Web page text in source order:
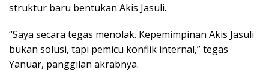
struktur baru bentukan Akis Jasuli.
“Saya secara tegas menolak. Kepemimpinan Akis Jasuli
bukan solusi, tapi pemicu konflik internal,” tegas
Yanuar, panggilan akrabnya.